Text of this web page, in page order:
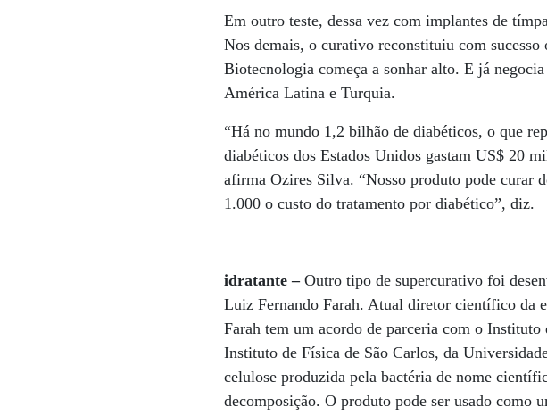
Em outro teste, dessa vez com implantes de
Nos demais, o curativo reconstituiu com
Biotecnologia começa a sonhar alto. E já
América Latina e Turquia.
“Há no mundo 1,2 bilhão de diabéticos, o que
diabéticos dos Estados Unidos gastam US$ 20
afirma Ozires Silva. “Nosso produto pode curar
1.000 o custo do tratamento por diabético”, diz.
idratante –Outro tipo de supercurativo foi
Luiz Fernando Farah. Atual diretor científico da
Farah tem um acordo de parceria com o
Instituto de Física de São Carlos, da
celulose produzida pela bactéria de nome
decomposição. O produto pode ser usado como